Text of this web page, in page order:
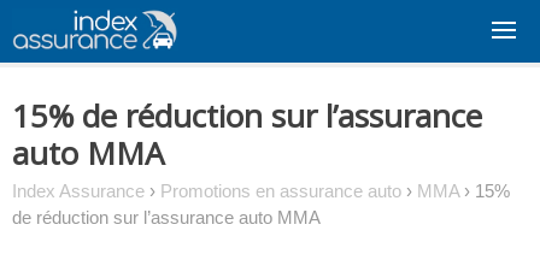
content
15% de réduction sur l’assurance
auto MMA
Index Assurance › Promotions en assurance auto › MMA› 15%
de réduction sur l’assurance auto MMA